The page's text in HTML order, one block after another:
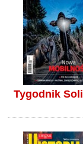
Tygodnik